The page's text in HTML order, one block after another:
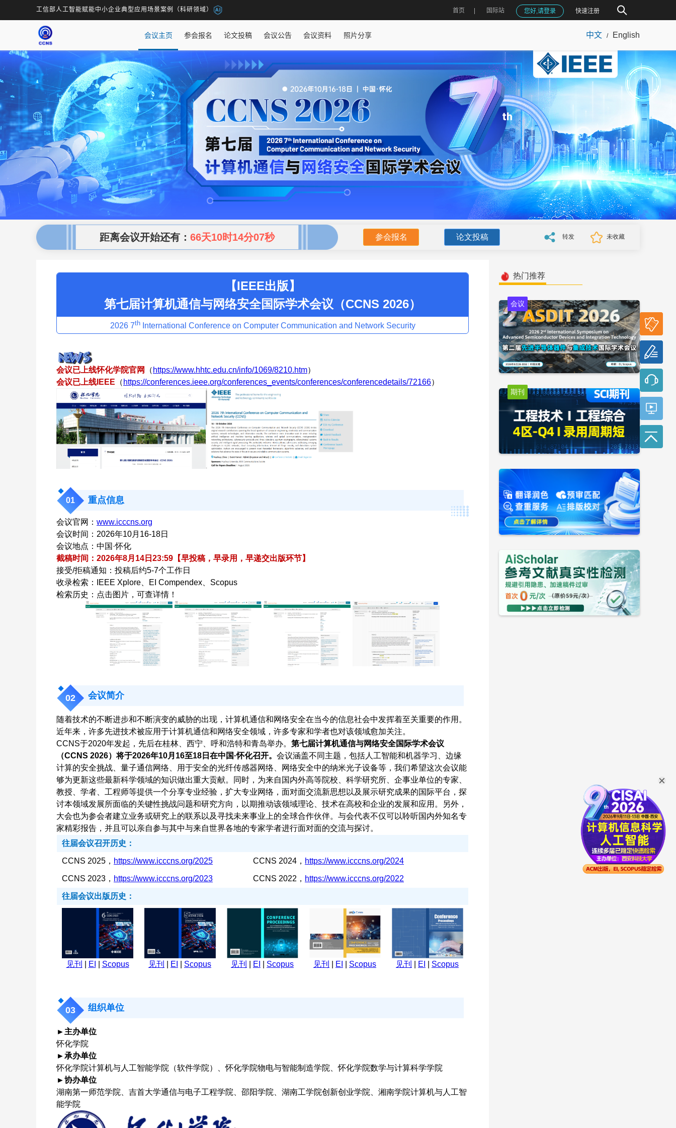
工信部人工智能赋能中小企业典型应用场景案例（科研领域） 首页 国际站 您好,请登录 快速注册
会议主页 参会报名 论文投稿 会议公告 会议资料 照片分享 中文 / English
距离会议开始还有： 66天10时14分05秒 参会报名 论文投稿 转发 未收藏
【IEEE出版】
第七届计算机通信与网络安全国际学术会议（CCNS 2026）
2026 7thInternational Conference on Computer Communication and Network Security
会议已上线怀化学院官网 （ https://www.hhtc.edu.cn/info/1069/8210.htm）
会议已上线IEEE （ https://conferences.ieee.org/conferences_events/conferences/conferencedetails/72166）
01 重点信息
会议官网： www.icccns.org
会议时间：2026年10月16-18日
会议地点：中国·怀化
截稿时间：2026年8月14日23:59【早投稿，早录用，早递交出版环节】
接受/拒稿通知：投稿后约5-7个工作日
收录检索：IEEE Xplore、EI Compendex、Scopus
检索历史：点击图片，可查详情！
02 会议简介
随着技术的不断进步和不断演变的威胁的出现，计算机通信和网络安全在当今的信息社会中发挥着至关重要的作用。
近年来，许多先进技术被应用于计算机通信和网络安全领域，许多专家和学者也对该领域愈加关注。
CCNS于2020年发起，先后在桂林、西宁、呼和浩特和青岛举办。 第七届计算机通信与网络安全国际学术会议
（CCNS 2026）将于2026年10月16至18日在中国·怀化召开。 会议涵盖不同主题，包括人工智能和机器学习、边缘
计算的安全挑战、量子通信网络、用于安全的光纤传感器网络、网络安全中的纳米光子设备等，我们希望这次会议能
够为更新这些最新科学领域的知识做出重大贡献。同时，为来自国内外高等院校、科学研究所、企事业单位的专家、
教授、学者、工程师等提供一个分享专业经验，扩大专业网络，面对面交流新思想以及展示研究成果的国际平台，探
讨本领域发展所面临的关键性挑战问题和研究方向，以期推动该领域理论、技术在高校和企业的发展和应用。另外，
大会也为参会者建立业务或研究上的联系以及寻找未来事业上的全球合作伙伴。与会代表不仅可以聆听国内外知名专
家精彩报告，并且可以亲自参与其中与来自世界各地的专家学者进行面对面的交流与探讨。
往届会议召开历史：
CCNS 2025， https://www.icccns.org/2025 CCNS 2024， https://www.icccns.org/2024
CCNS 2023， https://www.icccns.org/2023 CCNS 2022， https://www.icccns.org/2022
往届会议出版历史：
见刊 EI Scopus 见刊 EI Scopus 见刊 EI Scopus 见刊 EI Scopus 见刊 EI Scopus
03 组织单位
►主办单位
怀化学院
►承办单位
怀化学院计算机与人工智能学院（软件学院）、怀化学院物电与智能制造学院、怀化学院数学与计算科学学院
►协办单位
湖南第一师范学院、吉首大学通信与电子工程学院、邵阳学院、湖南工学院创新创业学院、湘南学院计算机与人工智
能学院
热门推荐
会议
期刊
参会
报名
论文
投稿